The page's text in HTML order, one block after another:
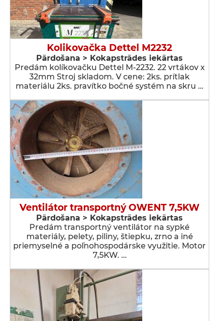
Kolikovačka Dettel M2232
Pārdošana > Kokapstrādes iekārtas
Predám kolíkovačku Dettel M-2232. 22 vrtákov x
32mm Stroj skladom. V cene: 2ks. prítlak
materiálu 2ks. pravítko bočné systém na skru …
Ventilátor transportný OWENT 7,5KW
Pārdošana > Kokapstrādes iekārtas
Predám transportný ventilátor na sypké
materiály, pelety, piliny, štiepku, zrno a iné
priemyselné a poľnohospodárske využitie. Motor
7,5KW. …